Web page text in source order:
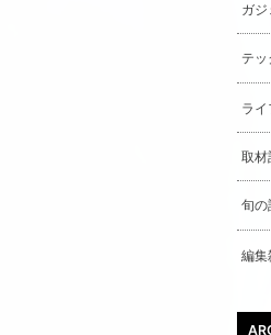
ガジ
テ
ライ
取
旬の
編